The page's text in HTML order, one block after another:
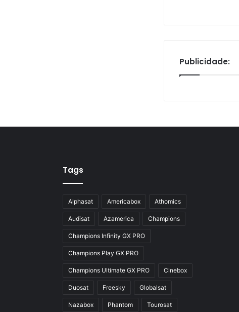
Publicidade:
Tags
Alphasat Americabox Athomics
Audisat Azamerica Champions
Champions Infinity GX PRO
Champions Play GX PRO
Champions Ultimate GX PRO Cinebox
Duosat Freesky Globalsat
Nazabox Phantom Tourosat